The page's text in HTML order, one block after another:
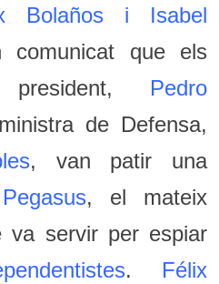
Bolaños i Isabel
comunicat que els
Pedro
de Defensa,
, van patir una
Pegasus, el mateix
va servir per espiar
. Félix